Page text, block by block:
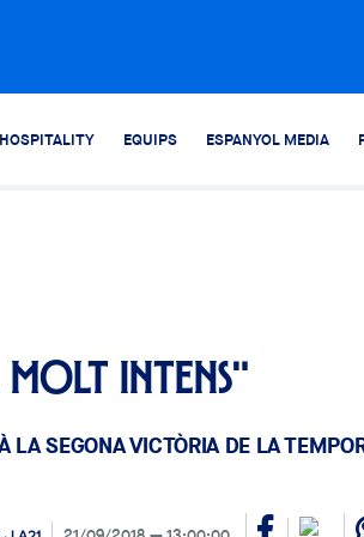
HOSPITALITY EQUIPS ESPANYOL MEDIA
molt intens"
LA SEGONA VICTÒRIA DE LA